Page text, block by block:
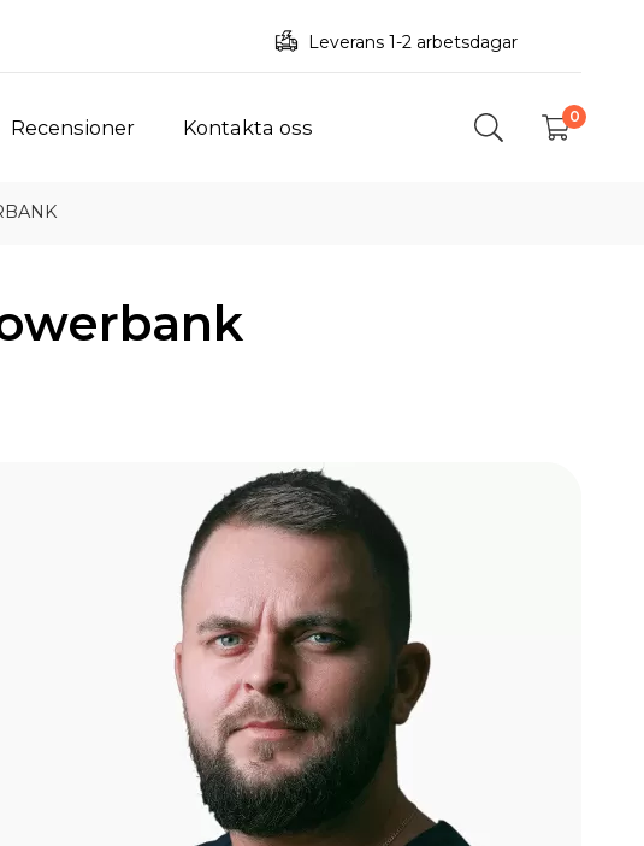
Leverans 1-2 arbetsdagar
Recensioner Kontakta oss 0